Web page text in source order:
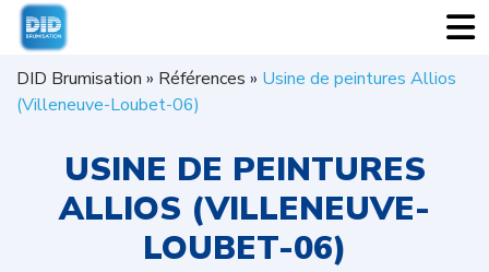
DID Brumisation » Références » Usine de peintures Allios
(Villeneuve-Loubet-06)
USINE DE PEINTURES
ALLIOS (VILLENEUVE-
LOUBET-06)